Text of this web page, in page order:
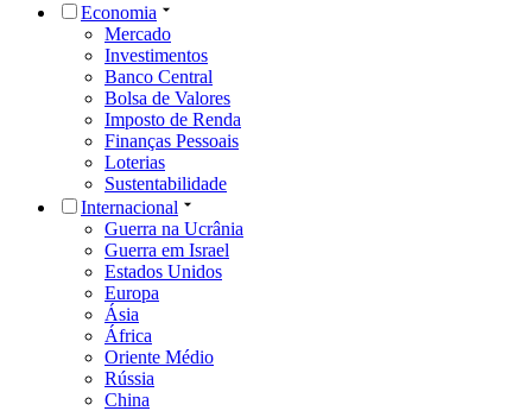
Economia
Mercado
Investimentos
Banco Central
Bolsa de Valores
Imposto de Renda
Finanças Pessoais
Loterias
Sustentabilidade
Internacional
Guerra na Ucrânia
Guerra em Israel
Estados Unidos
Europa
Ásia
África
Oriente Médio
Rússia
China